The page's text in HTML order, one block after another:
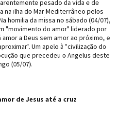
pesado da vida e de
na ilha do Mar Mediterrâneo pelos
homilia da missa no sábado (04/07),
"movimento do amor" liderado por
a Deus sem amor ao próximo, e
Um apelo à "civilização do
que precedeu o Angelus deste
(05/07).
de Jesus até a cruz